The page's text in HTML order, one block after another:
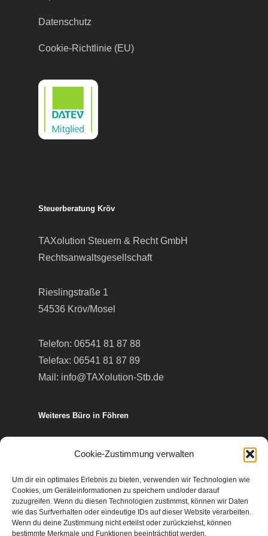
Cookie-Zustimmung verwalten
Um dir ein optimales Erlebnis zu bieten, verwenden wir Technologien wie
Cookies, um Geräteinformationen zu speichern und/oder darauf
zuzugreifen. Wenn du diesen Technologien zustimmst, können wir Daten
wie das Surfverhalten oder eindeutige IDs auf dieser Website verarbeiten.
Wenn du deine Zustimmung nicht erteilst oder zurückziehst, können
bestimmte Merkmale und Funktionen beeinträchtigt werden.
Datenschutz
Cookie-Richtlinie (EU)
Steuerberatung Kröv
TAXolution Steuern & Recht GmbH
Rechtsanwaltsgesellschaft
Rieslingstraße 1
54536 Kröv/Mosel
Telefon: 06541 81 87 88
Telefax: 06541 81 87 89
Mail: info@TAXolution-Stb.de
Weiteres Büro in Föhren
Telefon: 06502 99 95 80
Telefax: 06502 99 95 899
Mail:info@TAXolution-Stb.de